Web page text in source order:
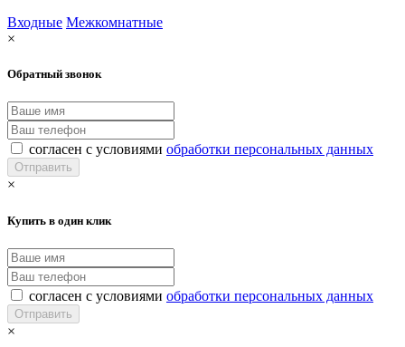
Входные Межкомнатные
×
Обратный звонок
согласен с условиями обработки персональных данных
×
Купить в один клик
согласен с условиями обработки персональных данных
×